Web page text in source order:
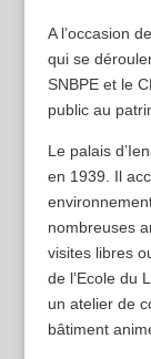
A l’occasion
qui se
SNBPE et le
public au
Le palais
en 1939. Il
nombreuses
visites libres
de l’Ecole du
un atelier de
bâtiment